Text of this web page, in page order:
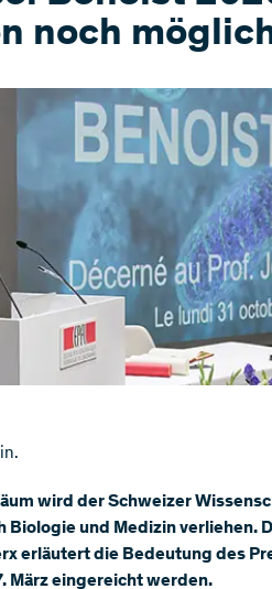
noch
wird der Schweizer
Biologie und Medizin verliehen.
erläutert die Bedeutung des
März eingereicht werden.